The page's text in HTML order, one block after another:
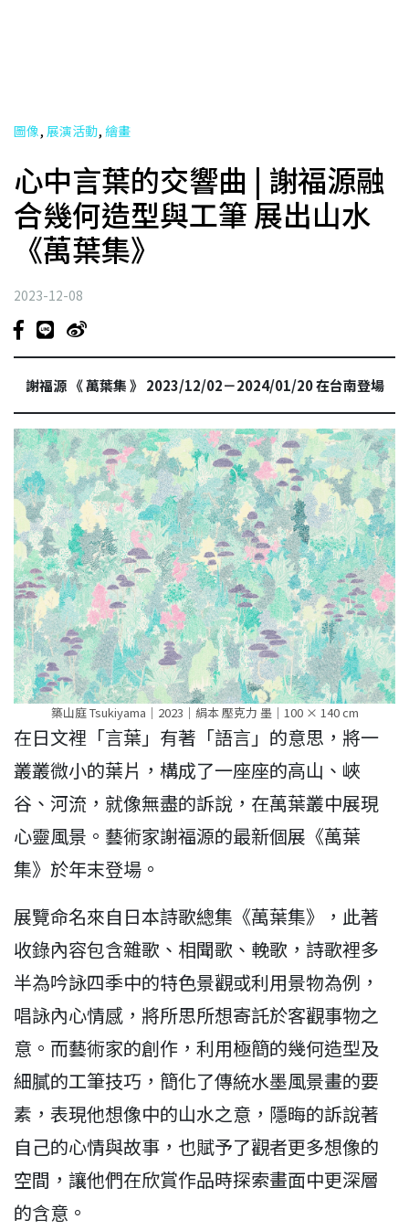
圖像, 展演活動, 繪畫
心中言葉的交響曲 | 謝福源融
合幾何造型與工筆 展出山水
《萬葉集》
2023-12-08
謝福源 《 萬葉集 》 2023/12/02－2024/01/20 在台南登場
築山庭 Tsukiyama｜2023｜絹本 壓克力 墨｜100 × 140 cm
在日文裡「言葉」有著「語言」的意思，將一
叢叢微小的葉片，構成了一座座的高山、峽
谷、河流，就像無盡的訴說，在萬葉叢中展現
心靈風景。藝術家謝福源的最新個展《萬葉
集》於年末登場。
展覽命名來自日本詩歌總集《萬葉集》，此著
收錄內容包含雜歌、相聞歌、輓歌，詩歌裡多
半為吟詠四季中的特色景觀或利用景物為例，
唱詠內心情感，將所思所想寄託於客觀事物之
意。而藝術家的創作，利用極簡的幾何造型及
細膩的工筆技巧，簡化了傳統水墨風景畫的要
素，表現他想像中的山水之意，隱晦的訴說著
自己的心情與故事，也賦予了觀者更多想像的
空間，讓他們在欣賞作品時探索畫面中更深層
的含意。